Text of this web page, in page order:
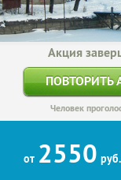
Акция
ПОВТОРИТЬ
Человек
от 2550 руб.